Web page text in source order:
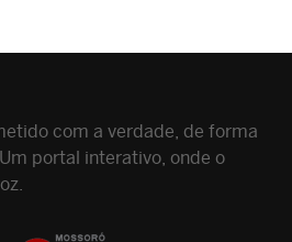
com a verdade, de forma
portal interativo, onde o